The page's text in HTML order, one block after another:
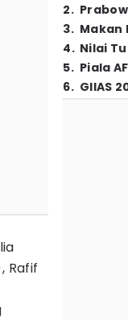
Rafif
2.
3. Makan
4. Nilai
5. Piala
6. GIIAS